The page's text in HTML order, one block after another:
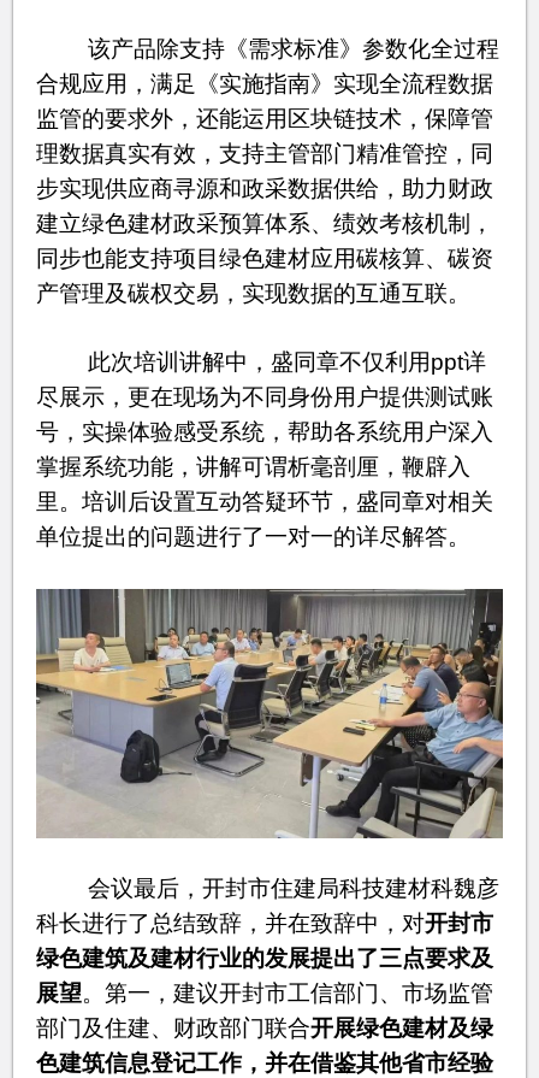
该产品除支持《需求标准》参数化全过程
合规应用，满足《实施指南》实现全流程数据
监管的要求外，还能运用区块链技术，保障管
理数据真实有效，支持主管部门精准管控，同
步实现供应商寻源和政采数据供给，助力财政
建立绿色建材政采预算体系、绩效考核机制，
同步也能支持项目绿色建材应用碳核算、碳资
产管理及碳权交易，实现数据的互通互联。
此次培训讲解中，盛同章不仅利用ppt详
尽展示，更在现场为不同身份用户提供测试账
号，实操体验感受系统，帮助各系统用户深入
掌握系统功能，讲解可谓析毫剖厘，鞭辟入
里。培训后设置互动答疑环节，盛同章对相关
单位提出的问题进行了一对一的详尽解答。
会议最后，开封市住建局科技建材科魏彦
科长进行了总结致辞，并在致辞中，对开封市
绿色建筑及建材行业的发展提出了三点要求及
展望。第一，建议开封市工信部门、市场监管
部门及住建、财政部门联合开展绿色建材及绿
色建筑信息登记工作，并在借鉴其他省市经验